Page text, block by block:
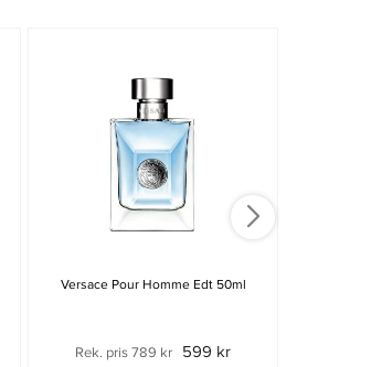
Versace Pour Homme Edt 50ml
Rek. pris 789 kr 599 kr